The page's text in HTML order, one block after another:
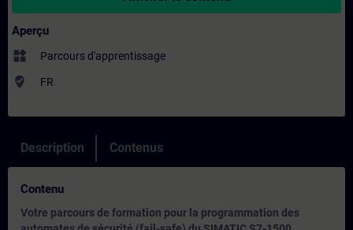
Aperçu
widgets Parcours d'apprentissage
where_to_vote FR
Description Contenus
Contenu
Votre parcours de formation pour la programmation des